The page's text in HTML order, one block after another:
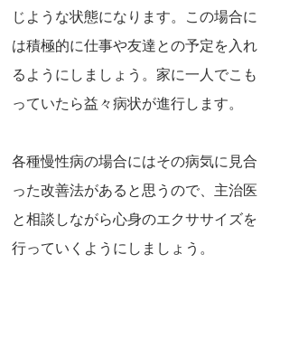
じような状態になります。この場合に
は積極的に仕事や友達との予定を入れ
るようにしましょう。家に一人でこも
っていたら益々病状が進行します。
各種慢性病の場合にはその病気に見合
った改善法があると思うので、主治医
と相談しながら心身のエクササイズを
行っていくようにしましょう。